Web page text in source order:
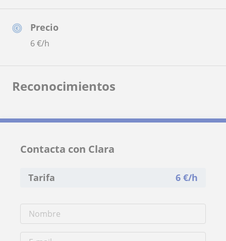
Precio
6€/h
Reconocimientos
Contacta con Clara
Tarifa 6 €/h